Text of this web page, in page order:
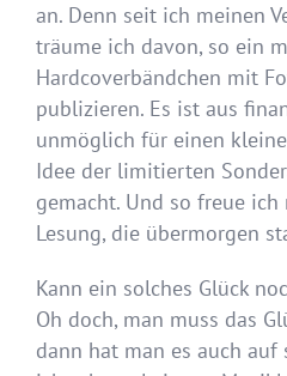
an. Denn seit ich meinen
träume ich davon, so ein
Hardcoverbändchen mit
publizieren. Es ist aus
unmöglich für einen
Idee der limitierten
gemacht. Und so freue
Lesung, die übermorgen
Kann ein solches Glück
Oh doch, man muss das
dann hat man es auch auf